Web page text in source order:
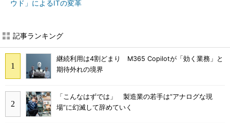
ウド」によるITの変革
記事ランキング
継続利用は4割どまり M365 Copilotが「効く業務」と
期待外れの境界
「こんなはずでは」 製造業の若手は“アナログな現
場”に幻滅して辞めていく